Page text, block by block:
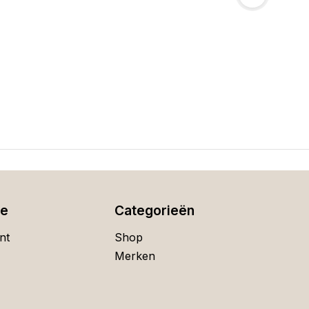
Categorieën
Shop
Merken